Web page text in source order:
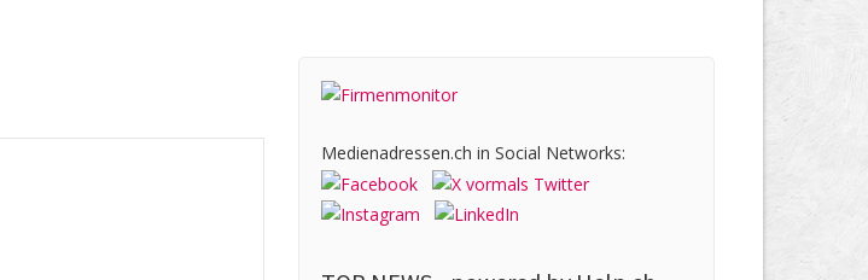
Medienadressen.ch in Social Networks: